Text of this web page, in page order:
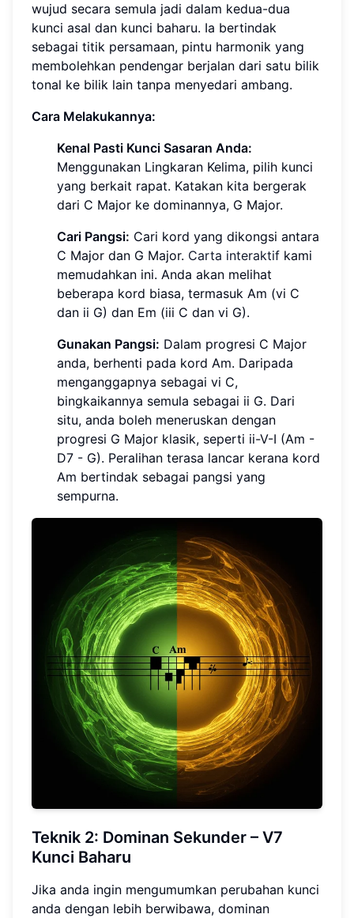
wujud secara semula jadi dalam kedua-dua
kunci asal dan kunci baharu. Ia bertindak
sebagai titik persamaan, pintu harmonik yang
membolehkan pendengar berjalan dari satu bilik
tonal ke bilik lain tanpa menyedari ambang.
Cara Melakukannya:
Kenal Pasti Kunci Sasaran Anda:
Menggunakan Lingkaran Kelima, pilih kunci
yang berkait rapat. Katakan kita bergerak
dari C Major ke dominannya, G Major.
Cari Pangsi: Cari kord yang dikongsi antara
C Major dan G Major. Carta interaktif kami
memudahkan ini. Anda akan melihat
beberapa kord biasa, termasuk Am (vi C
dan ii G) dan Em (iii C dan vi G).
Gunakan Pangsi: Dalam progresi C Major
anda, berhenti pada kord Am. Daripada
menganggapnya sebagai vi C,
bingkaikannya semula sebagai ii G. Dari
situ, anda boleh meneruskan dengan
progresi G Major klasik, seperti ii-V-I (Am -
D7 - G). Peralihan terasa lancar kerana kord
Am bertindak sebagai pangsi yang
sempurna.
Teknik 2: Dominan Sekunder – V7
Kunci Baharu
Jika anda ingin mengumumkan perubahan kunci
anda dengan lebih berwibawa, dominan